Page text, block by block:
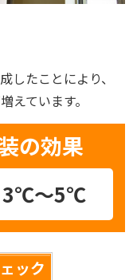
したことにより、
えています。
の効果
3℃～5℃
ック